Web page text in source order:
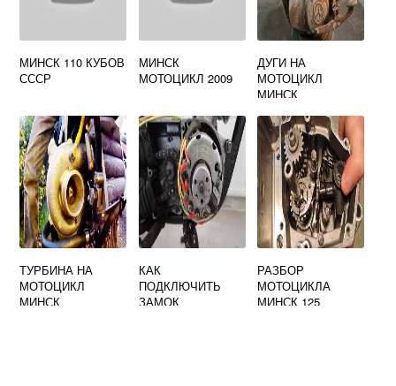
МИНСК 110 КУБОВ
СССР
МИНСК
МОТОЦИКЛ 2009
ДУГИ НА
МОТОЦИКЛ
МИНСК
ТУРБИНА НА
МОТОЦИКЛ
МИНСК
КАК
ПОДКЛЮЧИТЬ
ЗАМОК
РАЗБОР
МОТОЦИКЛА
МИНСК 125